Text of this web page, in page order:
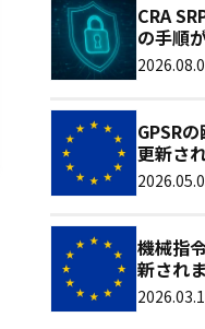
CRA
の手順
GPSR
更新さ
機械指
新され